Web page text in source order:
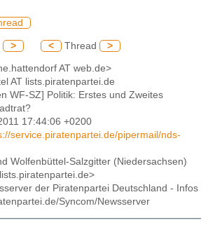
> < Thread >
AT web.de>
AT lists.piratenpartei.de
WF-SZ] Politik: Erstes und Zweites
17:44:06 +0200
service.piratenpartei.de/pipermail/nds-
Wolfenbüttel-Salzgitter (Niedersachsen)
der Piratenpartei Deutschland - Infos
Syncom/Newsserver